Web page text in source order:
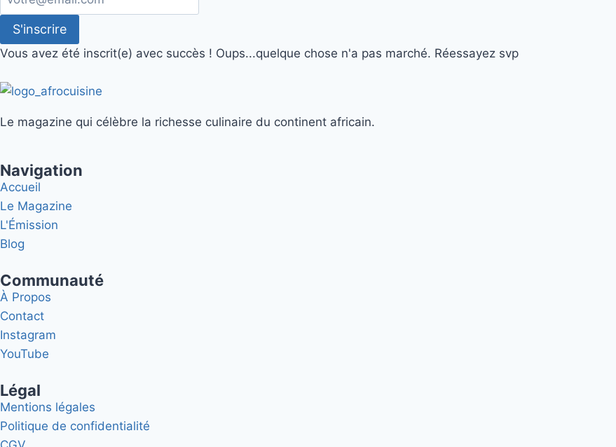
S'inscrire
Vous avez été inscrit(e) avec succès ! Oups...quelque chose n'a pas marché. Réessayez svp
Le magazine qui célèbre la richesse culinaire du continent africain.
Navigation
Accueil
Le Magazine
L'Émission
Blog
Communauté
À Propos
Contact
Instagram
YouTube
Légal
Mentions légales
Politique de confidentialité